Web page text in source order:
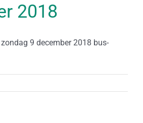
2018
9 december 2018 bus-